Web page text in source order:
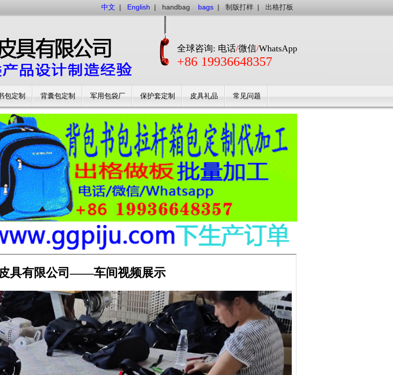
中文 | English | handbag bags | 制版打样 | 出格打板
全球咨询: 电话/微信/WhatsApp
+86 19936648357
包定制 背囊包定制 军用包袋厂 保护套定制 皮具礼品 常见问题